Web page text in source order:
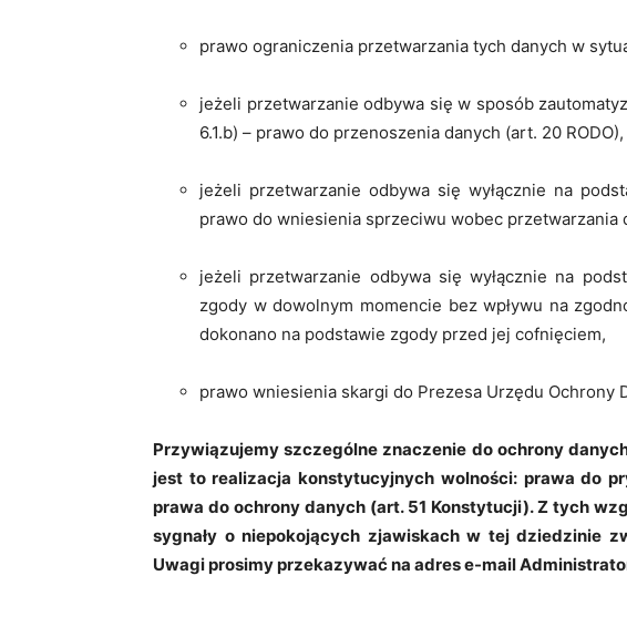
prawo ograniczenia przetwarzania tych danych w
jeżeli przetwarzanie odbywa się w sposób
6.1.b) – prawo do przenoszenia danych (art. 20 RODO),
jeżeli przetwarzanie odbywa się wyłącznie na
prawo do wniesienia sprzeciwu wobec przetwarzania
jeżeli przetwarzanie odbywa się wyłącznie na
zgody w dowolnym momencie bez wpływu na
dokonano na podstawie zgody przed jej cofnięciem,
prawo wniesienia skargi do Prezesa Urzędu Ochrony
Przywiązujemy szczególne znaczenie do ochrony
jest to realizacja konstytucyjnych wolności: prawa do
prawa do ochrony danych (art. 51 Konstytucji). Z tych
sygnały o niepokojących zjawiskach w tej dziedzinie
Uwagi prosimy przekazywać na adres e-mail